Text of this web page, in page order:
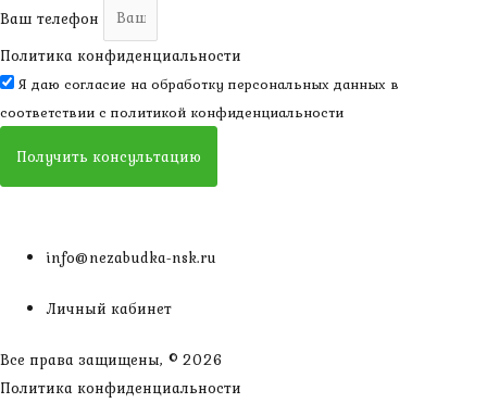
Ваш телефон
Политика конфиденциальности
Я даю согласие на обработку персональных данных в
соответствии с политикой конфиденциальности
Получить консультацию
info@nezabudka-nsk.ru
Личный кабинет
Все права защищены, © 2026
Политика конфиденциальности